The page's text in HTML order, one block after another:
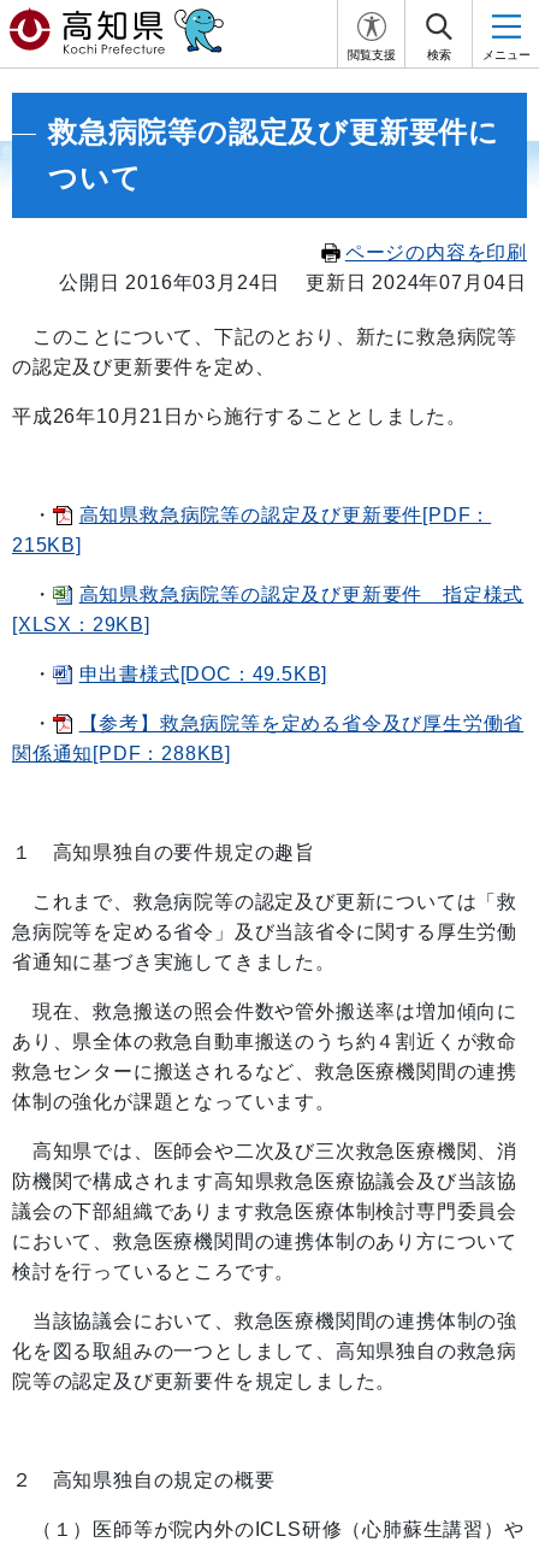
閲覧支援 検索 メニュー
救急病院等の認定及び更新要件に
ついて
ページの内容を印刷
公開日 2016年03月24日
更新日 2024年07月04日
このことについて、下記のとおり、新たに救急病院等
の認定及び更新要件を定め、
平成26年10月21日から施行することとしました。
・
高知県救急病院等の認定及び更新要件[PDF：
215KB]
・
高知県救急病院等の認定及び更新要件 指定様式
[XLSX：29KB]
・ 申出書様式[DOC：49.5KB]
・
【参考】救急病院等を定める省令及び厚生労働省
関係通知[PDF：288KB]
１ 高知県独自の要件規定の趣旨
これまで、救急病院等の認定及び更新については「救
急病院等を定める省令」及び当該省令に関する厚生労働
省通知に基づき実施してきました。
現在、救急搬送の照会件数や管外搬送率は増加傾向に
あり、県全体の救急自動車搬送のうち約４割近くが救命
救急センターに搬送されるなど、救急医療機関間の連携
体制の強化が課題となっています。
高知県では、医師会や二次及び三次救急医療機関、消
防機関で構成されます高知県救急医療協議会及び当該協
議会の下部組織であります救急医療体制検討専門委員会
において、救急医療機関間の連携体制のあり方について
検討を行っているところです。
当該協議会において、救急医療機関間の連携体制の強
化を図る取組みの一つとしまして、高知県独自の救急病
院等の認定及び更新要件を規定しました。
２ 高知県独自の規定の概要
（１）医師等が院内外のICLS研修（心肺蘇生講習）や